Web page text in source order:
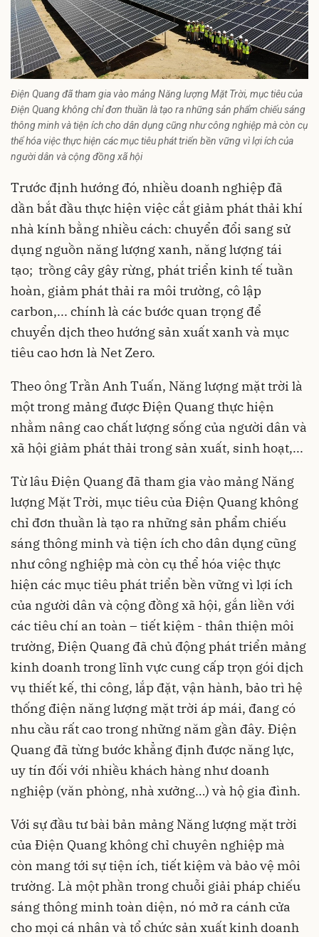
Điện Quang đã tham gia vào mảng Năng lượng Mặt Trời, mục tiêu của
Điện Quang không chỉ đơn thuần là tạo ra những sản phẩm chiếu sáng
thông minh và tiện ích cho dân dụng cũng như công nghiệp mà còn cụ
thể hóa việc thực hiện các mục tiêu phát triển bền vững vì lợi ích của
người dân và cộng đồng xã hội
Trước định hướng đó, nhiều doanh nghiệp đã
dần bắt đầu thực hiện việc cắt giảm phát thải khí
nhà kính bằng nhiều cách: chuyển đổi sang sử
dụng nguồn năng lượng xanh, năng lượng tái
tạo; trồng cây gây rừng, phát triển kinh tế tuần
hoàn, giảm phát thải ra môi trường, cô lập
carbon,... chính là các bước quan trọng để
chuyển dịch theo hướng sản xuất xanh và mục
tiêu cao hơn là Net Zero.
Theo ông Trần Anh Tuấn, Năng lượng mặt trời là
một trong mảng được Điện Quang thực hiện
nhằm nâng cao chất lượng sống của người dân và
xã hội giảm phát thải trong sản xuất, sinh hoạt,...
Từ lâu Điện Quang đã tham gia vào mảng Năng
lượng Mặt Trời, mục tiêu của Điện Quang không
chỉ đơn thuần là tạo ra những sản phẩm chiếu
sáng thông minh và tiện ích cho dân dụng cũng
như công nghiệp mà còn cụ thể hóa việc thực
hiện các mục tiêu phát triển bền vững vì lợi ích
của người dân và cộng đồng xã hội, gắn liền với
các tiêu chí an toàn – tiết kiệm - thân thiện môi
trường, Điện Quang đã chủ động phát triển mảng
kinh doanh trong lĩnh vực cung cấp trọn gói dịch
vụ thiết kế, thi công, lắp đặt, vận hành, bảo trì hệ
thống điện năng lượng mặt trời áp mái, đang có
nhu cầu rất cao trong những năm gần đây. Điện
Quang đã từng bước khẳng định được năng lực,
uy tín đối với nhiều khách hàng như doanh
nghiệp (văn phòng, nhà xưởng…) và hộ gia đình.
Với sự đầu tư bài bản mảng Năng lượng mặt trời
của Điện Quang không chỉ chuyên nghiệp mà
còn mang tới sự tiện ích, tiết kiệm và bảo vệ môi
trường. Là một phần trong chuỗi giải pháp chiếu
sáng thông minh toàn diện, nó mở ra cánh cửa
cho mọi cá nhân và tổ chức sản xuất kinh doanh